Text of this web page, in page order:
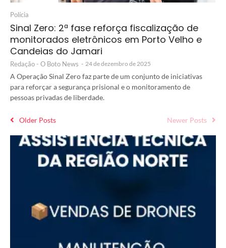
Polícia
Sinal Zero: 2ª fase reforça fiscalização de
monitorados eletrônicos em Porto Velho e
Candeias do Jamari
Redação - O Boto News - 24 de dezembro de 2025
A Operação Sinal Zero faz parte de um conjunto de iniciativas
para reforçar a segurança prisional e o monitoramento de
pessoas privadas de liberdade.
Older Posts Newer Posts